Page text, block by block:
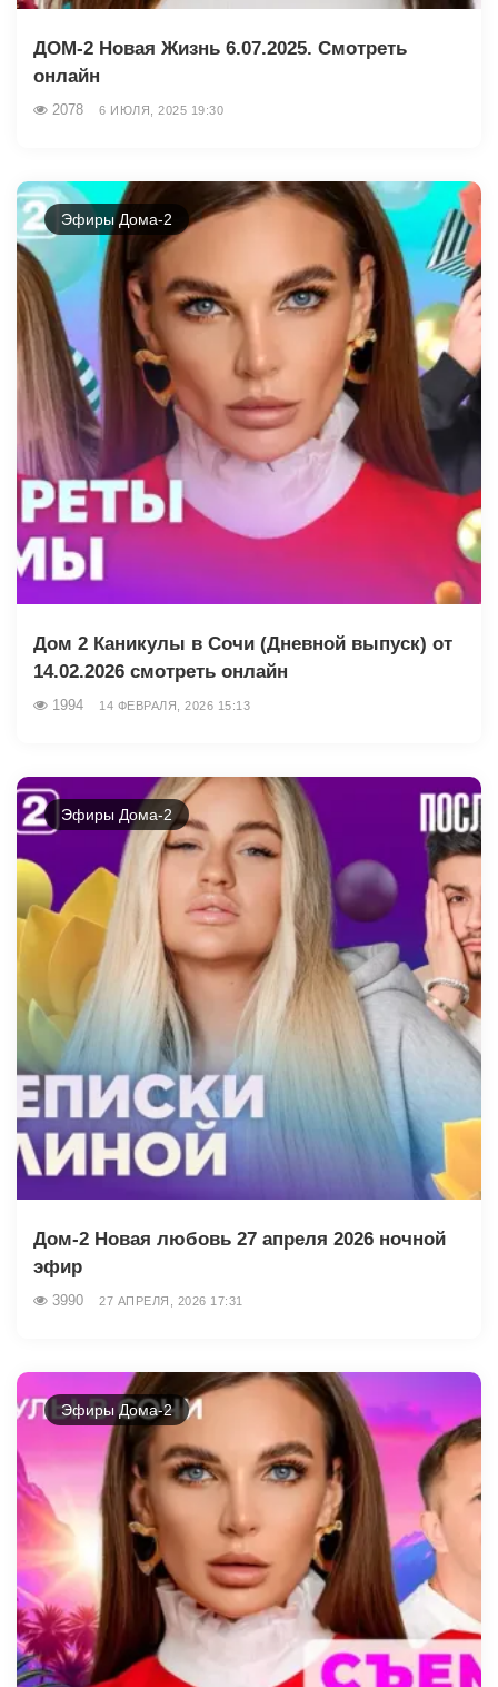
ДОМ-2 Новая Жизнь 6.07.2025. Смотреть
онлайн
2078 6 ИЮЛЯ, 2025 19:30
Эфиры Дома-2
Дом 2 Каникулы в Сочи (Дневной выпуск) от
14.02.2026 смотреть онлайн
1994 14 ФЕВРАЛЯ, 2026 15:13
Эфиры Дома-2
Дом-2 Новая любовь 27 апреля 2026 ночной
эфир
3990 27 АПРЕЛЯ, 2026 17:31
Эфиры Дома-2